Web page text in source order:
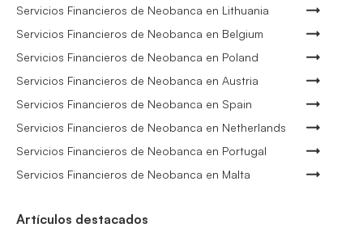
Servicios Financieros de Neobanca en Lithuania
Servicios Financieros de Neobanca en Belgium
Servicios Financieros de Neobanca en Poland
Servicios Financieros de Neobanca en Austria
Servicios Financieros de Neobanca en Spain
Servicios Financieros de Neobanca en Netherlands
Servicios Financieros de Neobanca en Portugal
Servicios Financieros de Neobanca en Malta
Artículos destacados